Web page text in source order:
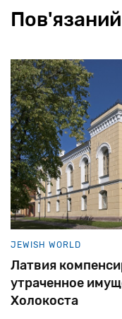
JEWISH WORLD
Латвия
утраченное
Холокоста